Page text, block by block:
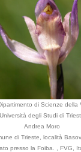
di Scienze della
Università degli Studi di
Andrea Moro
di Trieste, località
presso la Foiba. , FVG,